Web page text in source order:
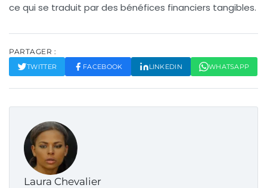
ce qui se traduit par des bénéfices financiers tangibles.
PARTAGER :
TWITTER FACEBOOK LINKEDIN WHATSAPP
Laura Chevalier